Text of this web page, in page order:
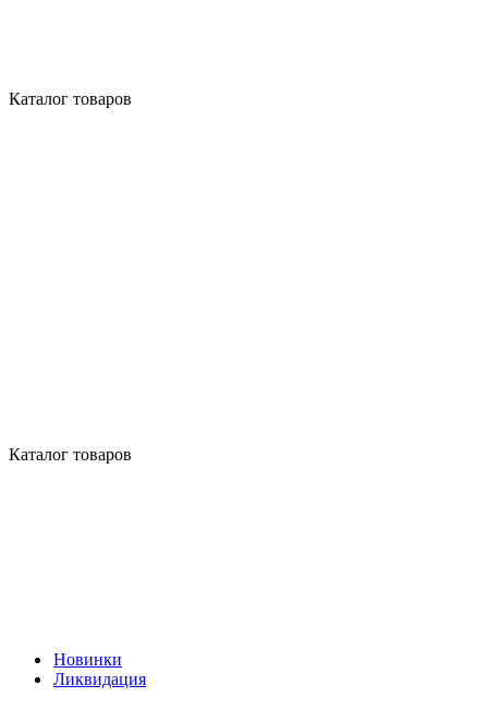
Каталог товаров
Каталог товаров
Новинки
Ликвидация